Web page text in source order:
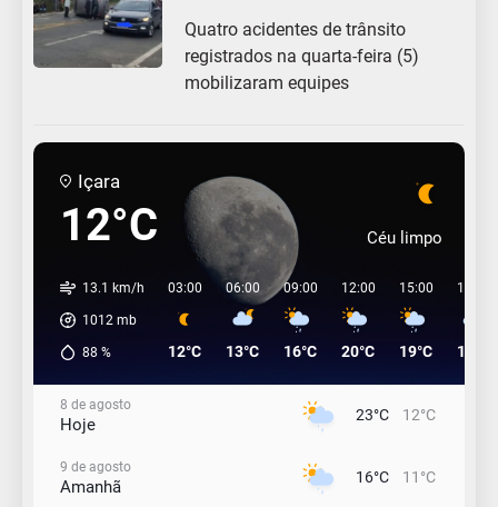
Quatro acidentes de trânsito
registrados na quarta-feira (5)
mobilizaram equipes
Içara
12°C Céu limpo
13.1 km/h
1012 mb
88 %
03:00
12°C
06:00
13°C
09:00
16°C
12:00
20°C
15:00
19°C
18:00
17°C
8 de agosto
Hoje 23°C 12°C
9 de agosto
Amanhã 16°C 11°C